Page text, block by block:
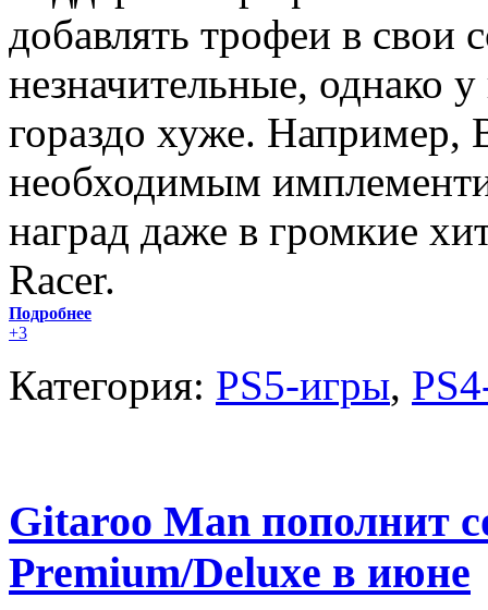
добавлять трофеи в свои
незначительные, однако
гораздо хуже. Например,
необходимым
наград даже в громкие
Racer.
Подробнее
+3
Категория: PS5-игры,
Gitaroo Man пополнит
Premium/Deluxe в июне